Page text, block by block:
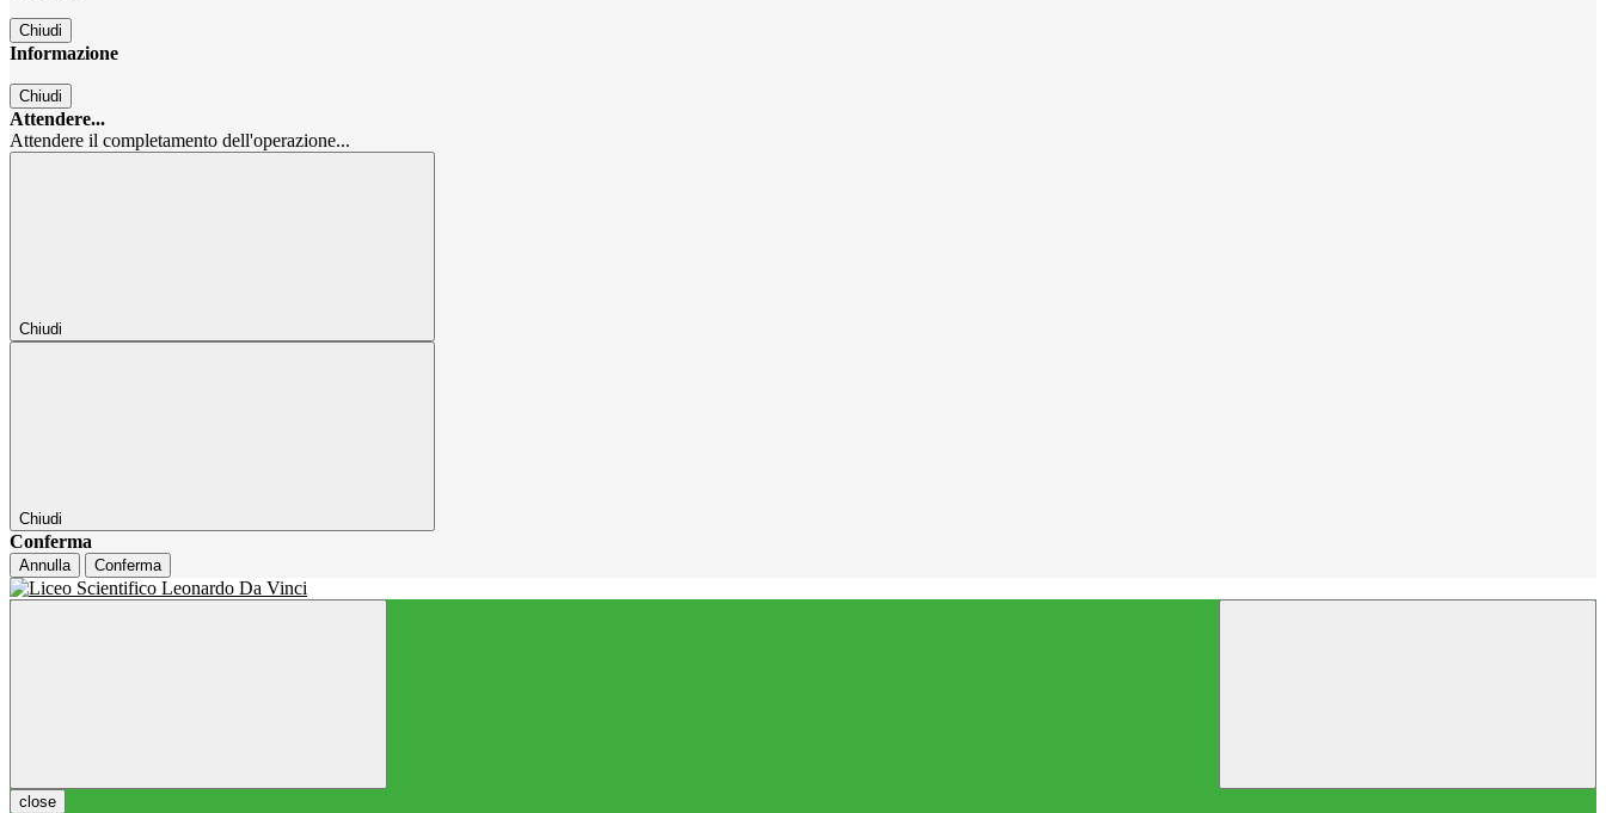
Chiudi
Informazione
Chiudi
Attendere...
Attendere il completamento dell'operazione...
Chiudi
Chiudi
Conferma
Annulla Conferma
close